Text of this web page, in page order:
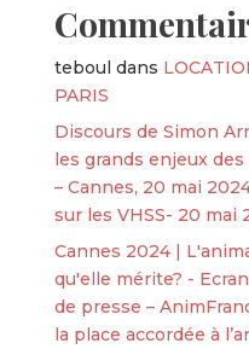
teboul dans
PARIS
Discours de Simon
les grands enjeux
– Cannes, 20 mai
sur les VHSS- 20 mai
Cannes 2024 |
qu'elle mérite? -
de presse –
la place accordée à